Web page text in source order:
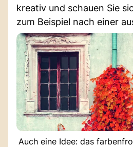
kreativ und schauen Sie
zum Beispiel nach einer
Auch eine Idee: das